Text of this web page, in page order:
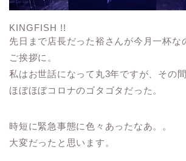
KINGFISH !!
先日まで店長だった裕さんが今月一杯な
ご挨拶に。
私はお世話になって丸3年ですが、その間
ほぼほぼコロナのゴタゴタだった。
時短に緊急事態に色々あったなあ。。
大変だったと思います。